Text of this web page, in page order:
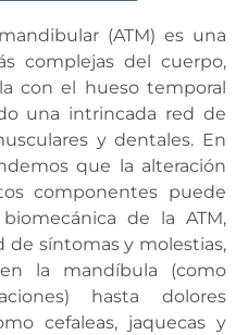
(ATM) es una
complejas del cuerpo,
con el hueso temporal
una intrincada red de
y dentales. En
que la alteración
componentes puede
de la ATM,
de síntomas y molestias,
la mandíbula (como
hasta dolores
cefaleas, jaquecas y